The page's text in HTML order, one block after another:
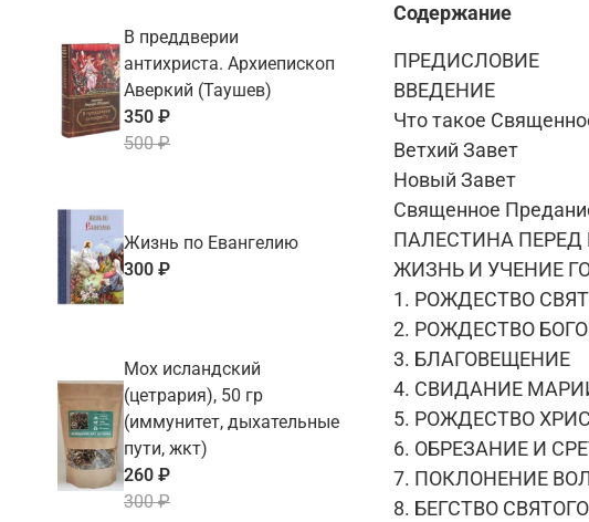
Содержание
ПРЕДИСЛОВИЕ
ВВЕДЕНИЕ
Что такое
Ветхий Завет
Новый Завет
Священное
ПАЛЕСТИНА
ЖИЗНЬ И УЧЕНИЕ
1. РОЖДЕСТВО
2. РОЖДЕСТВО
3. БЛАГОВЕЩЕНИЕ
4. СВИДАНИЕ
5. РОЖДЕСТВО
6. ОБРЕЗАНИЕ И
7. ПОКЛОНЕНИЕ
8. БЕГСТВО
В преддверии
антихриста. Архиепископ
Аверкий (Таушев)
350 ₽
500 ₽
Жизнь по Евангелию
300 ₽
Мох исландский
(цетрария), 50 гр
(иммунитет, дыхательные
пути, жкт)
260 ₽
300 ₽